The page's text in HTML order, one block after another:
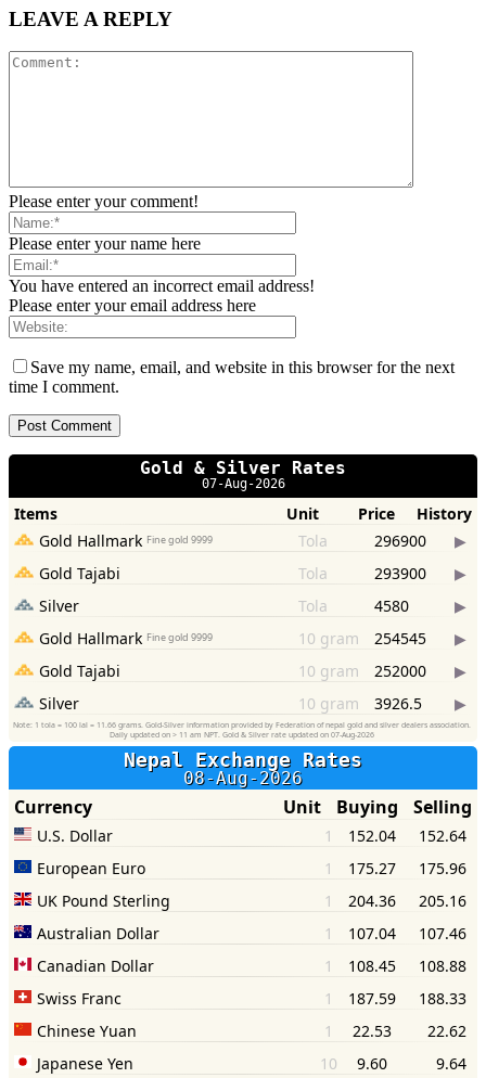
LEAVE A REPLY
Please enter your comment!
Please enter your name here
You have entered an incorrect email address!
Please enter your email address here
Save my name, email, and website in this browser for the next
time I comment.